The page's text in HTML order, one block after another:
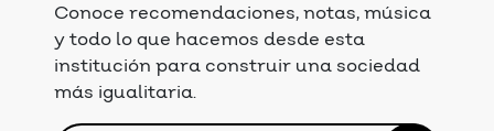
Conoce recomendaciones, notas, música
y todo lo que hacemos desde esta
institución para construir una sociedad
más igualitaria.